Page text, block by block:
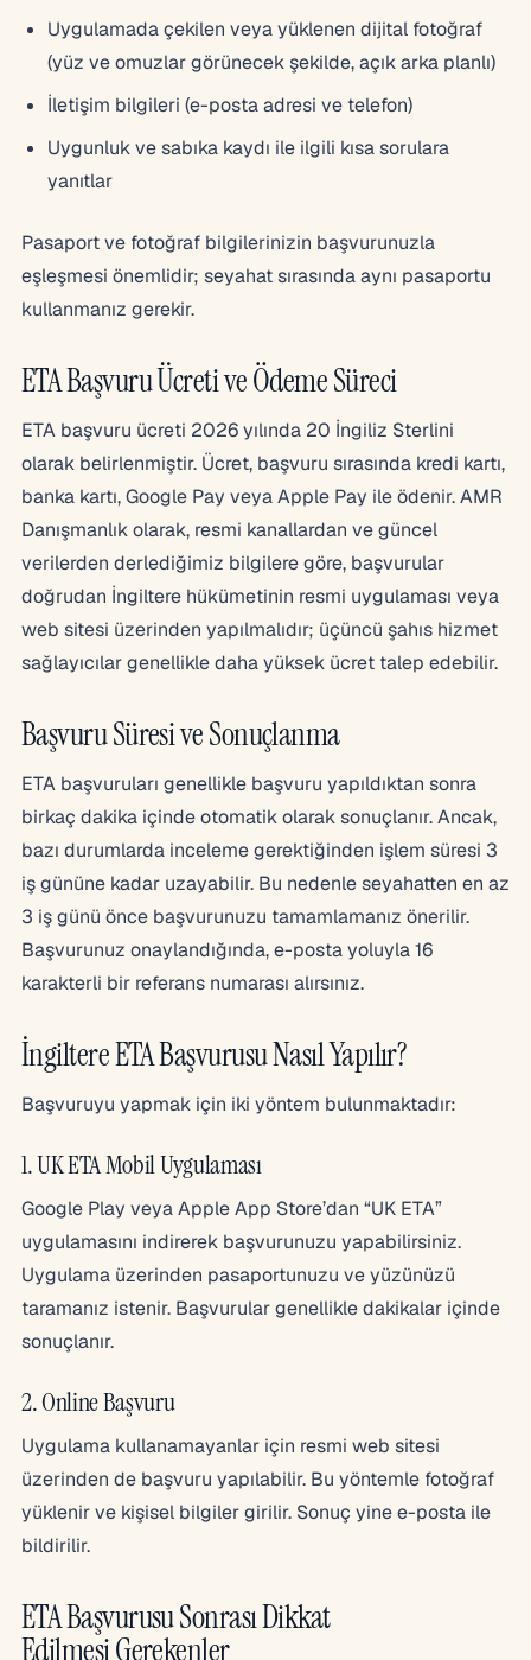
Uygulamada çekilen veya yüklenen dijital fotoğraf
(yüz ve omuzlar görünecek şekilde, açık arka planlı)
İletişim bilgileri (e-posta adresi ve telefon)
Uygunluk ve sabıka kaydı ile ilgili kısa sorulara
yanıtlar
Pasaport ve fotoğraf bilgilerinizin başvurunuzla
eşleşmesi önemlidir; seyahat sırasında aynı pasaportu
kullanmanız gerekir.
ETA Başvuru Ücreti ve Ödeme Süreci
ETA başvuru ücreti 2026 yılında 20 İngiliz Sterlini
olarak belirlenmiştir. Ücret, başvuru sırasında kredi kartı,
banka kartı, Google Pay veya Apple Pay ile ödenir. AMR
Danışmanlık olarak, resmi kanallardan ve güncel
verilerden derlediğimiz bilgilere göre, başvurular
doğrudan İngiltere hükümetinin resmi uygulaması veya
web sitesi üzerinden yapılmalıdır; üçüncü şahıs hizmet
sağlayıcılar genellikle daha yüksek ücret talep edebilir.
Başvuru Süresi ve Sonuçlanma
ETA başvuruları genellikle başvuru yapıldıktan sonra
birkaç dakika içinde otomatik olarak sonuçlanır. Ancak,
bazı durumlarda inceleme gerektiğinden işlem süresi 3
iş gününe kadar uzayabilir. Bu nedenle seyahatten en az
3 iş günü önce başvurunuzu tamamlamanız önerilir.
Başvurunuz onaylandığında, e-posta yoluyla 16
karakterli bir referans numarası alırsınız.
İngiltere ETA Başvurusu Nasıl Yapılır?
Başvuruyu yapmak için iki yöntem bulunmaktadır:
1. UK ETA Mobil Uygulaması
Google Play veya Apple App Store’dan “UK ETA”
uygulamasını indirerek başvurunuzu yapabilirsiniz.
Uygulama üzerinden pasaportunuzu ve yüzünüzü
taramanız istenir. Başvurular genellikle dakikalar içinde
sonuçlanır.
2. Online Başvuru
Uygulama kullanamayanlar için resmi web sitesi
üzerinden de başvuru yapılabilir. Bu yöntemle fotoğraf
yüklenir ve kişisel bilgiler girilir. Sonuç yine e-posta ile
bildirilir.
ETA Başvurusu Sonrası Dikkat
Edilmesi Gerekenler